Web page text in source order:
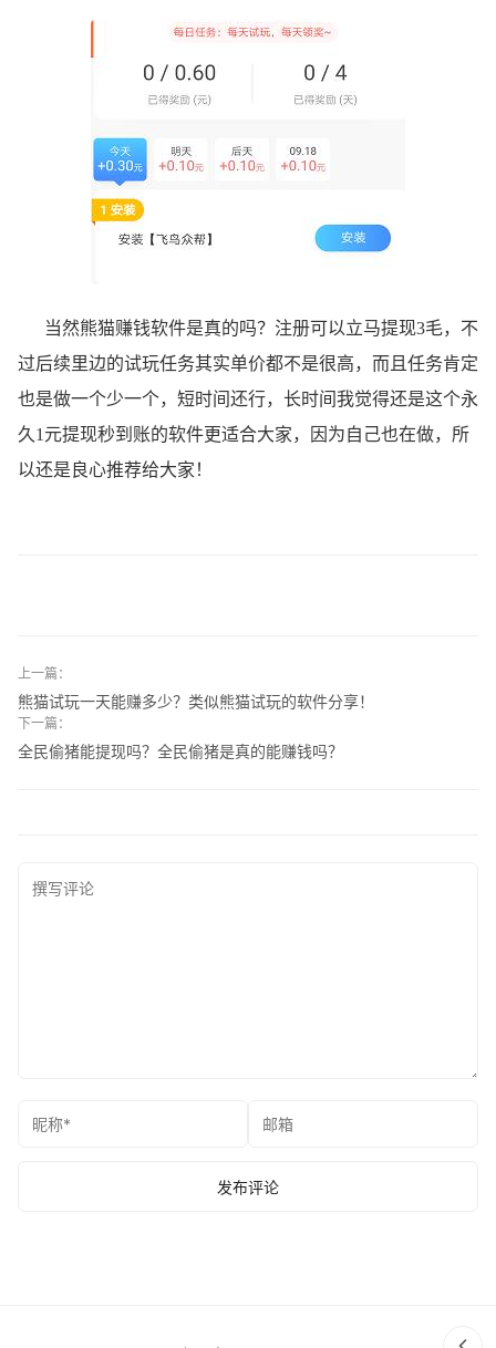
当然熊猫赚钱软件是真的吗？注册可以立马提现3毛，不
过后续里边的试玩任务其实单价都不是很高，而且任务肯定
也是做一个少一个，短时间还行，长时间我觉得还是这个永
久1元提现秒到账的软件更适合大家，因为自己也在做，所
以还是良心推荐给大家！
上一篇：
熊猫试玩一天能赚多少？类似熊猫试玩的软件分享！
下一篇：
全民偷猪能提现吗？全民偷猪是真的能赚钱吗？